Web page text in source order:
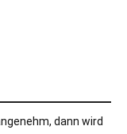
dann wird